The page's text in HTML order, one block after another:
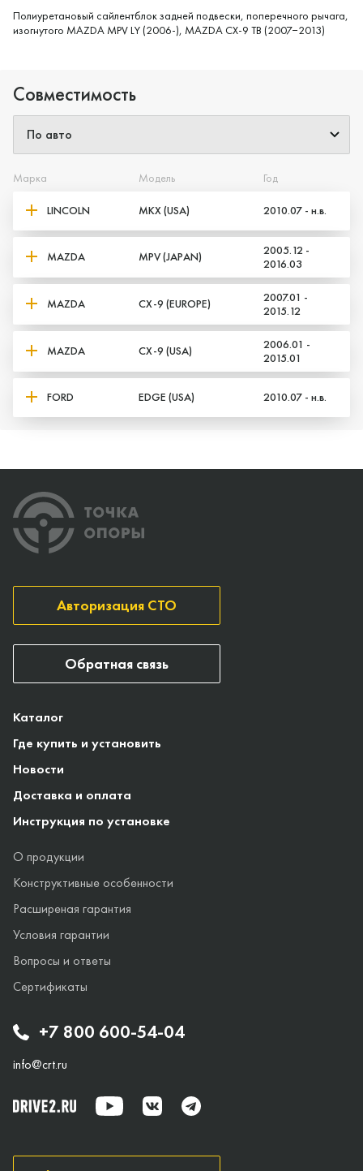
Да, верно Нет, выбрать другой
Полиуретановый сайлентблок задней подвески, поперечного рычага,
изогнутого MAZDA MPV LY (2006-), MAZDA CX-9 TB (2007−2013)
Совместимость
Марка Модель Год
LINCOLN MKX (USA) 2010.07 - н.в.
MAZDA MPV (JAPAN)
2005.12 -
2016.03
MAZDA CX-9 (EUROPE)
2007.01 -
2015.12
MAZDA CX-9 (USA)
2006.01 -
2015.01
FORD EDGE (USA) 2010.07 - н.в.
+7 800 600-54-04
info@crt.ru
Каталог
Где купить и установить
Новости
Доставка и оплата
Инструкция по установке
О продукции
Конструктивные особенности
Расширеная гарантия
Условия гарантии
Вопросы и ответы
Сертификаты
Авторизация СТО
Обратная связь